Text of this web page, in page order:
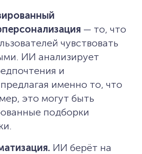
— то, что
чувствовать
ИИ анализирует
и
именно то, что
это могут быть
подборки
ИИ берёт на